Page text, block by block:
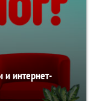
и интернет-